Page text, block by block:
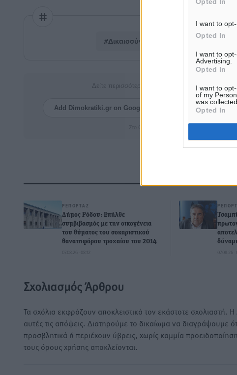
I want to
Opted In
I want to
Advertising.
Opted In
I want to
of my
was collected.
Opted In
#Δικαιοσύνη
Δείτε περισσότερα άρθρα μας στα αποτελέσματα
Add Dimokratiki.gr on Google ↗ Ακολουθήστε
ΡΕΠΟΡΤΆΖ
Δήμος Ρόδου: Επήλθε
συμβιβασμός με την οικογένεια
του θύματος του σοκαριστικού
θανατηφόρου τροχαίου του 2014
07.08.26 · 08:12 07.08.26 ·
Σχολιασμός Άρθρου
Τα σχόλια εκφράζουν αποκλειστικά τον εκάστοτε σχολιαστή.
αυτές τις απόψεις. Διατηρούμε το δικαίωμα να διαγράψουμε
προσβλητικά ή περιέχουν ύβρεις, χωρίς καμμία
τους όρους χρήσης αποκλείονται.